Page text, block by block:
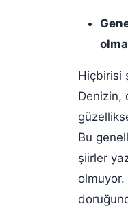
Hiçbirisi
Denizin,
Bu
şiirler
olmuyor.